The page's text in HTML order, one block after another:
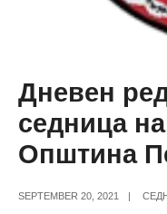
Дневен
седница
Општина
SEPTEMBER 20, 2021